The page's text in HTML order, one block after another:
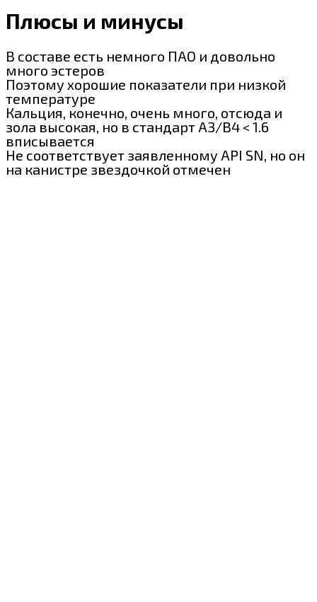
Плюсы и минусы
В составе есть немного ПАО и довольно
много эстеров
Поэтому хорошие показатели при низкой
температуре
Кальция, конечно, очень много, отсюда и
зола высокая, но в стандарт A3/B4 < 1.6
вписывается
Не соответствует заявленному API SN, но он
на канистре звездочкой отмечен